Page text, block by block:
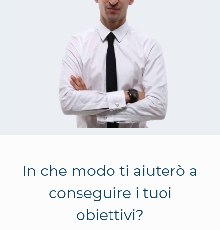
In che modo ti aiuterò a
conseguire i tuoi
obiettivi?